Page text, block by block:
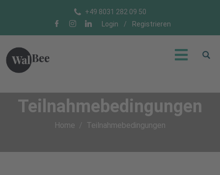
+49 8031 282 09 50
Login
/ Registrieren
Teilnahmebedingungen
Home Teilnahmebedingungen